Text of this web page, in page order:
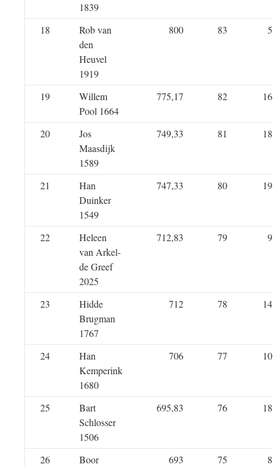
1839
18
Rob van
den
Heuvel
1919
800 83 5
19
Willem
Pool 1664
775,17 82 16
20
Jos
Maasdijk
1589
749,33 81 18
21
Han
Duinker
1549
747,33 80 19
22
Heleen
van Arkel-
de Greef
2025
712,83 79 9
23
Hidde
Brugman
1767
712 78 14
24
Han
Kemperink
1680
706 77 10
25
Bart
Schlosser
1506
695,83 76 18
26
Boor
693 75 8